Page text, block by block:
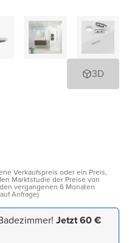
3D
Verkaufspreis oder ein Preis,
Marktstudie der Preise von
vergangenen 6 Monaten
Anfrage)
Jetzt 60 €